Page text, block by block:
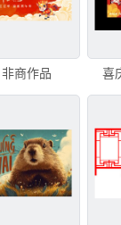
非商作品